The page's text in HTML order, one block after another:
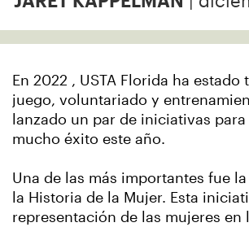
En 2022 , USTA Florida ha
juego, voluntariado y
lanzado un par de iniciativas
mucho éxito este año.
Una de las más importantes fue la
la Historia de la Mujer. Esta
representación de las mujeres